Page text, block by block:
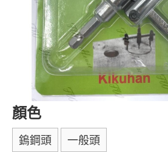
顏色
鎢鋼頭 一般頭